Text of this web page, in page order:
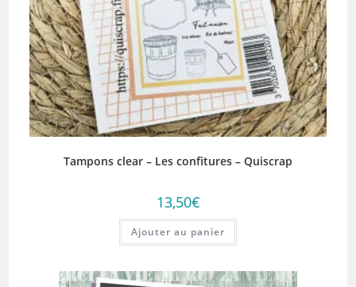
Tampons clear – Les confitures – Quiscrap
13,50€
Ajouter au panier